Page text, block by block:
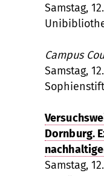
Samstag,
Campus
Samstag,
Dornburg.
Samstag,